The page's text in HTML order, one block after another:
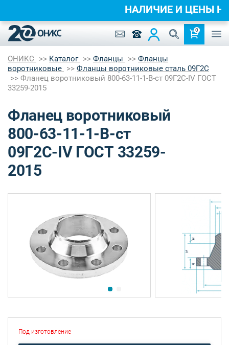
0
ОНИКС Каталог Фланцы
Фланцы
воротниковые
Фланцы воротниковые сталь 09Г2С
Фланец воротниковый 800-63-11-1-B-ст 09Г2С-IV ГОСТ
33259-2015
Фланец воротниковый
800-63-11-1-B-ст
09Г2С-IV ГОСТ 33259-
2015
Под изготовление
НАЛИЧИЕ И